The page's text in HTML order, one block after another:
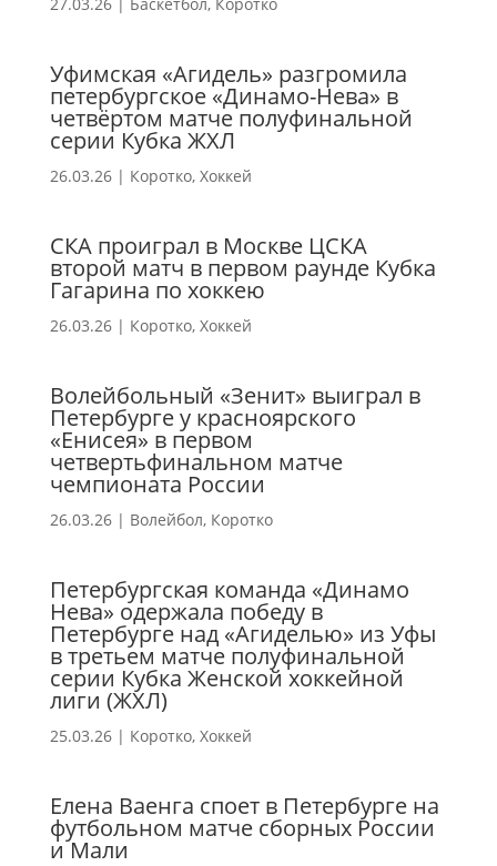
Уфимская «Агидель» разгромила
петербургское «Динамо-Нева» в
четвёртом матче полуфинальной
серии Кубка ЖХЛ
26.03.26| Коротко, Хоккей
СКА проиграл в Москве ЦСКА
второй матч в первом раунде Кубка
Гагарина по хоккею
26.03.26| Коротко, Хоккей
Волейбольный «Зенит» выиграл в
Петербурге у красноярского
«Енисея» в первом
четвертьфинальном матче
чемпионата России
26.03.26| Волейбол, Коротко
Петербургская команда «Динамо
Нева» одержала победу в
Петербурге над «Агиделью» из Уфы
в третьем матче полуфинальной
серии Кубка Женской хоккейной
лиги (ЖХЛ)
25.03.26| Коротко, Хоккей
Елена Ваенга споет в Петербурге на
футбольном матче сборных России
и Мали